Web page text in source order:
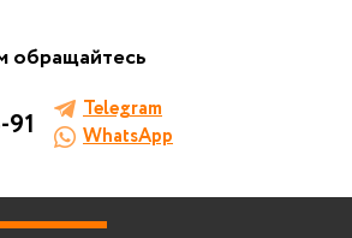
обращайтесь
Telegram
WhatsApp